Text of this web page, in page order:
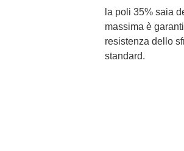
la poli 35% saia
massima è
resistenza dello
standard.